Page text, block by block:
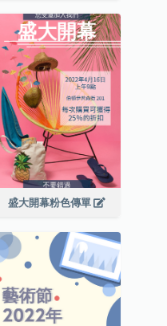
盛大開幕粉色傳單